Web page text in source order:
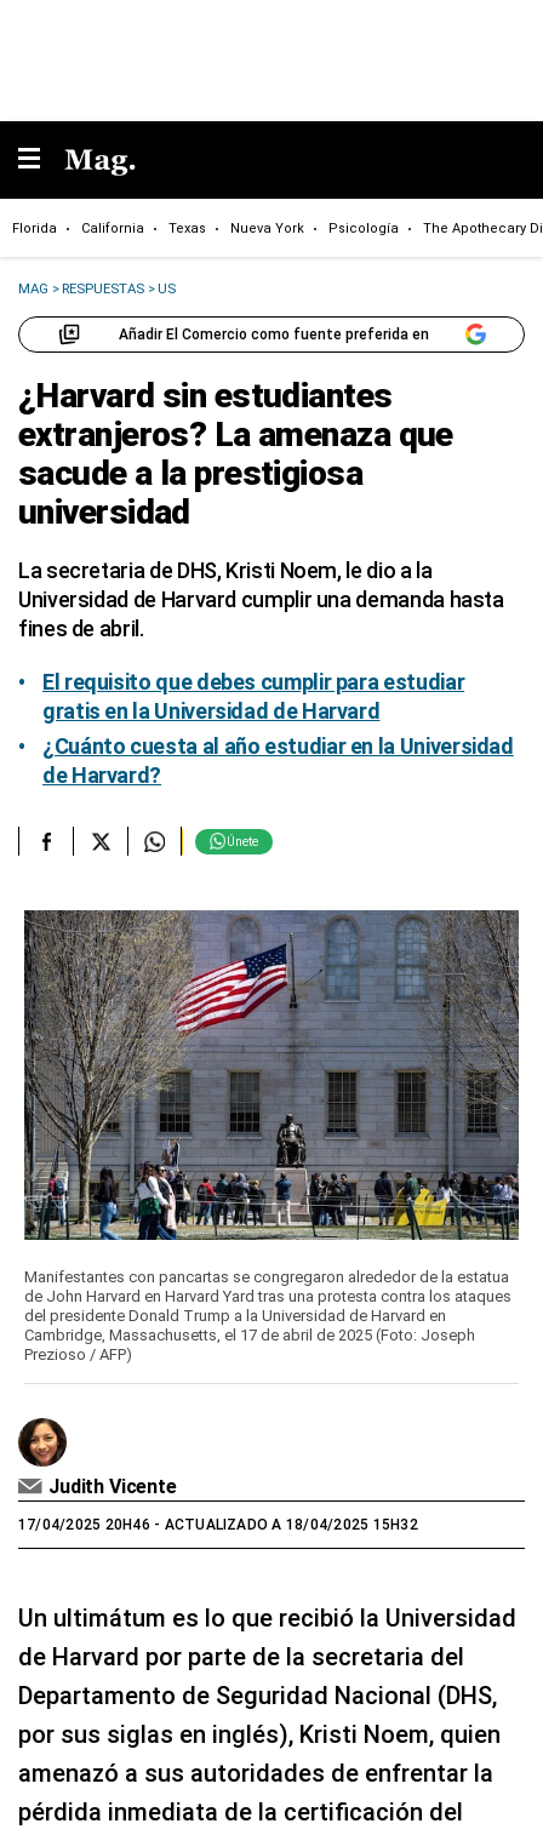
Florida California Texas Nueva York Psicología The Apothecary
MAG >RESPUESTAS >US
Añadir El Comercio como fuente preferida en
¿Harvard sin estudiantes
extranjeros? La amenaza que
sacude a la prestigiosa
universidad
La secretaria de DHS, Kristi Noem, le dio a la
Universidad de Harvard cumplir una demanda hasta
fines de abril.
El requisito que debes cumplir para estudiar
gratis en la Universidad de Harvard
¿Cuánto cuesta al año estudiar en la Universidad
de Harvard?
Únete
Manifestantes con pancartas se congregaron alrededor de la estatua
de John Harvard en Harvard Yard tras una protesta contra los ataques
del presidente Donald Trump a la Universidad de Harvard en
Cambridge, Massachusetts, el 17 de abril de 2025 (Foto: Joseph
Prezioso / AFP)
Judith Vicente
17/04/2025 20H46 - ACTUALIZADO A 18/04/2025 15H32
Un ultimátum es lo que recibió la Universidad
de Harvard por parte de la secretaria del
Departamento de Seguridad Nacional (DHS,
por sus siglas en inglés), Kristi Noem, quien
amenazó a sus autoridades de enfrentar la
pérdida inmediata de la certificación del